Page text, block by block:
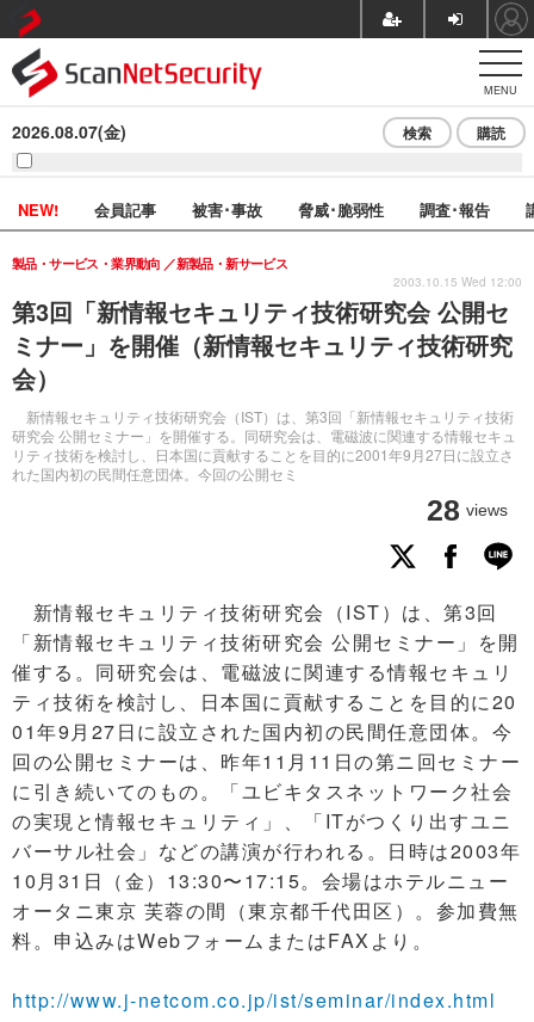
MENU
2026.08.07(金) 検索 購読
NEW! 会員記事 被害･事故 脅威･脆弱性 調査･報告
第3回「新情報セキュリティ技術研究会 公開セ
ミナー」を開催（新情報セキュリティ技術研究
会）
新情報セキュリティ技術研究会（IST）は、第3回「新情報セキュリティ技術
研究会 公開セミナー」を開催する。同研究会は、電磁波に関連する情報セキュ
リティ技術を検討し、日本国に貢献することを目的に2001年9月27日に設立さ
れた国内初の民間任意団体。今回の公開セミ
製品・サービス・業界動向 新製品・新サービス
28 views
2003.10.15 Wed 12:00
新情報セキュリティ技術研究会（IST）は、第3回
「新情報セキュリティ技術研究会 公開セミナー」を開
催する。同研究会は、電磁波に関連する情報セキュリ
ティ技術を検討し、日本国に貢献することを目的に20
01年9月27日に設立された国内初の民間任意団体。今
回の公開セミナーは、昨年11月11日の第ニ回セミナー
に引き続いてのもの。「ユビキタスネットワーク社会
の実現と情報セキュリティ」、「ITがつくり出すユニ
バーサル社会」などの講演が行われる。日時は2003年
10月31日（金）13:30〜17:15。会場はホテルニュー
オータニ東京 芙蓉の間（東京都千代田区）。参加費無
料。申込みはWebフォームまたはFAXより。
http://www.j-netcom.co.jp/ist/seminar/index.html